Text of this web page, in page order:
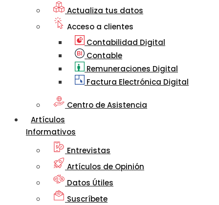
Actualiza tus datos
Acceso a clientes
Contabilidad Digital
Contable
Remuneraciones Digital
Factura Electrónica Digital
Centro de Asistencia
Artículos
Informativos
Entrevistas
Artículos de Opinión
Datos Útiles
Suscríbete